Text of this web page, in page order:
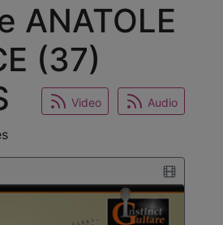
ANATOLE
(37)
Video Audio